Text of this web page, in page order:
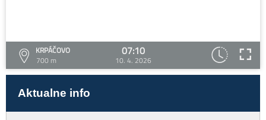
KRPÁČOVO
700 m
07:10
10. 4. 2026
Aktualne info